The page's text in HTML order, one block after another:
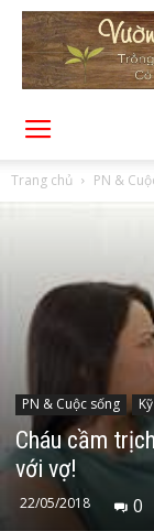
Trang chủ PN &
PN & Cuộc sống
Cháu cầm
với vợ!
22/05/2018 0